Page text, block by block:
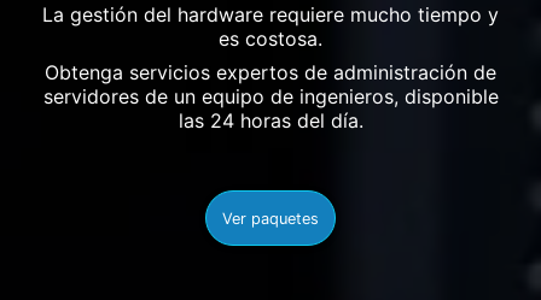
La gestión del hardware requiere mucho tiempo y
es costosa.
Obtenga servicios expertos de administración de
servidores de un equipo de ingenieros, disponible
las 24 horas del día.
Ver paquetes